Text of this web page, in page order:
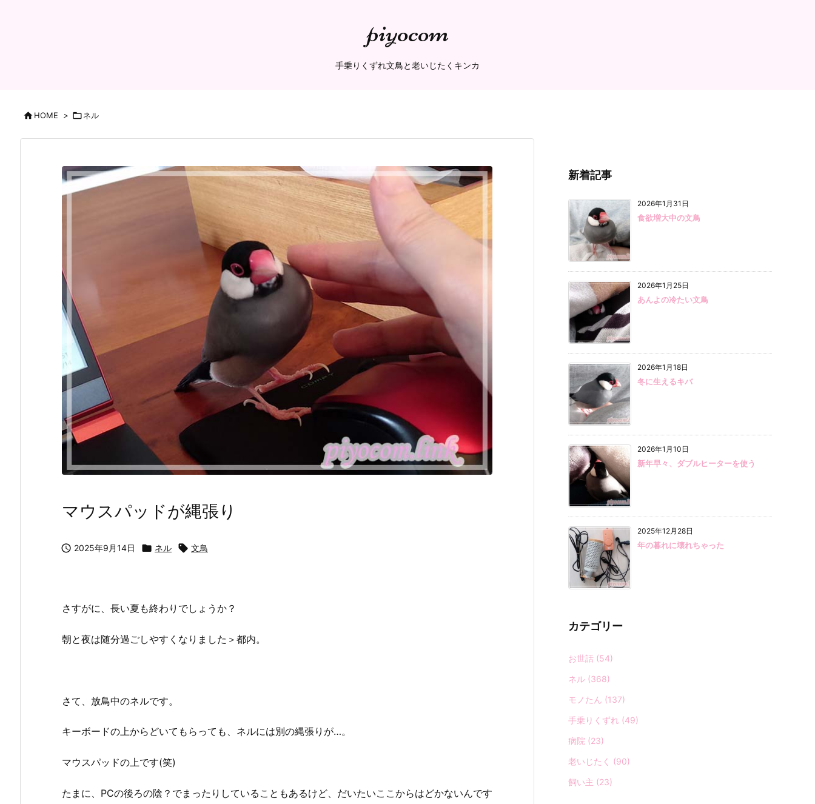
piyocom
手乗りくずれ文鳥と老いじたくキンカ
HOME > ネル
マウスパッドが縄張り
 2025年9月14日  ネル  文鳥
さすがに、長い夏も終わりでしょうか？
朝と夜は随分過ごしやすくなりました＞都内。
さて、放鳥中のネルです。
キーボードの上からどいてもらっても、ネルには別の縄張りが…。
マウスパッドの上です(笑)
たまに、PCの後ろの陰？でまったりしていることもあるけど、だいたいここからはどかないんです
新着記事
2026年1月31日
食欲増大中の文鳥
2026年1月25日
あんよの冷たい文鳥
2026年1月18日
冬に生えるキバ
2026年1月10日
新年早々、ダブルヒーターを使う
2025年12月28日
年の暮れに壊れちゃった
カテゴリー
お世話 (54)
ネル (368)
モノたん (137)
手乗りくずれ (49)
病院 (23)
老いじたく (90)
飼い主 (23)